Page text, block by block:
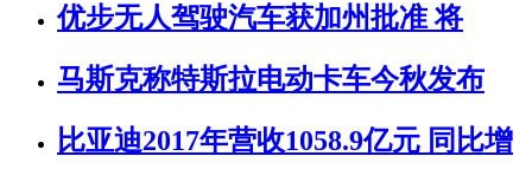
优步无人驾驶汽车获加州批准 将
马斯克称特斯拉电动卡车今秋发布
比亚迪2017年营收1058.9亿元 同比增